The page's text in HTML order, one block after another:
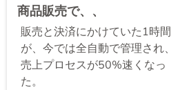
商品販売で、、
販売と決済にかけていた1時間
が、今では全自動で管理され、
売上プロセスが50%速くなっ
た。